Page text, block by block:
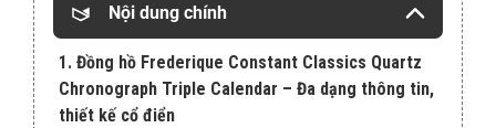
Nội dung chính
1. Đồng hồ Frederique Constant Classics Quartz
Chronograph Triple Calendar – Đa dạng thông tin,
thiết kế cổ điển